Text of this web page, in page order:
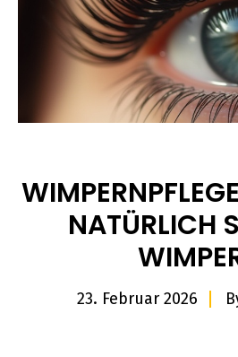
NATÜRLICH
23. Februar 2026